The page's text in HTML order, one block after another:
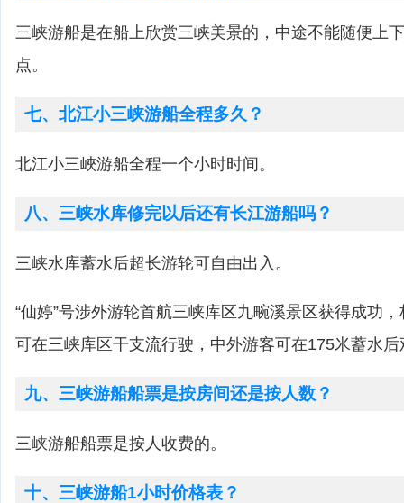
三峡游船是在船上欣赏三峡美景的，中途不能随便上
点。
七、北江小三峡游船全程多久？
北江小三峽游船全程一个小时时间。
八、三峡水库修完以后还有长江游船吗？
三峡水库蓄水后超长游轮可自由出入。
“仙婷”号涉外游轮首航三峡库区九畹溪景区获得成功
可在三峡库区干支流行驶，中外游客可在175米蓄水
九、三峡游船船票是按房间还是按人数？
三峡游船船票是按人收费的。
十、三峡游船1小时价格表？